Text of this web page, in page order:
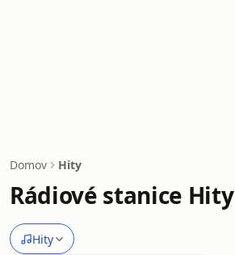
Domov Hity
Rádiové stanice Hity
Hity